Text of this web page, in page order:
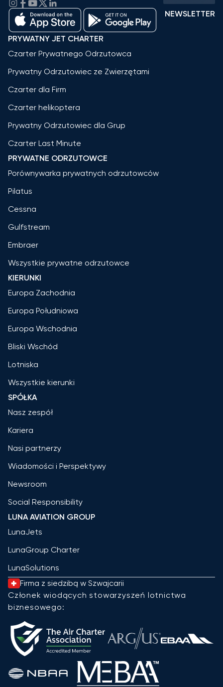
NEWSLETTER
PRYWATNY JET CHARTER
Czarter Prywatnego Odrzutowca
Prywatny Odrzutowiec ze Zwierzętami
Czarter dla Firm
Czarter helikoptera
Prywatny Odrzutowiec dla Grup
Czarter Last Minute
PRYWATNE ODRZUTOWCE
Porównywarka prywatnych odrzutowców
Pilatus
Cessna
Gulfstream
Embraer
Wszystkie prywatne odrzutowce
KIERUNKI
Europa Zachodnia
Europa Południowa
Europa Wschodnia
Bliski Wschód
Lotniska
Wszystkie kierunki
SPÓŁKA
Nasz zespół
Kariera
Nasi partnerzy
Wiadomości i Perspektywy
Newsroom
Social Responsibility
LUNA AVIATION GROUP
LunaJets
LunaGroup Charter
LunaSolutions
Firma z siedzibą w Szwajcarii
Członek wiodących stowarzyszeń lotnictwa
biznesowego: